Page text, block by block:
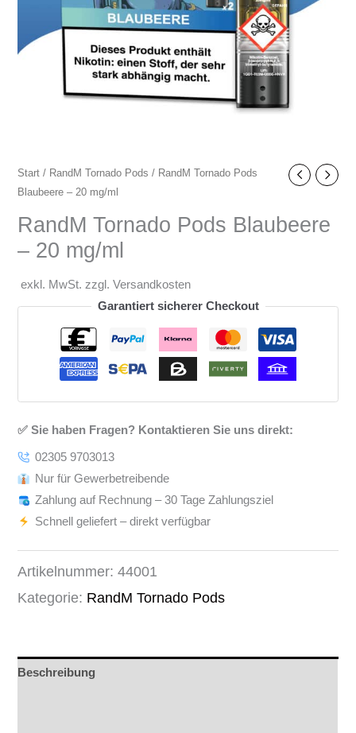
Start / RandM Tornado Pods / RandM Tornado Pods
Blaubeere – 20 mg/ml
RandM Tornado Pods Blaubeere
– 20 mg/ml
exkl. MwSt. zzgl. Versandkosten
Garantiert sicherer Checkout
✅ Sie haben Fragen? Kontaktieren Sie uns direkt:
02305 9703013
Nur für Gewerbetreibende
Zahlung auf Rechnung – 30 Tage Zahlungsziel
Schnell geliefert – direkt verfügbar
Artikelnummer:44001
Kategorie: RandM Tornado Pods
Beschreibung